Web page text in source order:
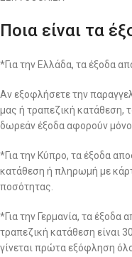
Ποια είναι τα
*Για την Ελλάδα, τα έξοδα
Αν εξοφλήσετε την
μας ή τραπεζική κατάθεση,
δωρεάν έξοδα αφορούν
*Για την Κύπρο, τα έξοδα
κατάθεση ή πληρωμή με
ποσότητας.
*Για την Γερμανία, τα έξοδα
τραπεζική κατάθεση είναι
γίνεται πρώτα εξόφληση